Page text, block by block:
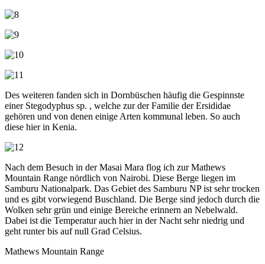
Des weiteren fanden sich in Dornbüschen häufig die Gespinnste
einer Stegodyphus sp. , welche zur der Familie der Ersididae
gehören und von denen einige Arten kommunal leben. So auch
diese hier in Kenia.
Nach dem Besuch in der Masai Mara flog ich zur Mathews
Mountain Range nördlich von Nairobi. Diese Berge liegen im
Samburu Nationalpark. Das Gebiet des Samburu NP ist sehr trocken
und es gibt vorwiegend Buschland. Die Berge sind jedoch durch die
Wolken sehr grün und einige Bereiche erinnern an Nebelwald.
Dabei ist die Temperatur auch hier in der Nacht sehr niedrig und
geht runter bis auf null Grad Celsius.
Mathews Mountain Range